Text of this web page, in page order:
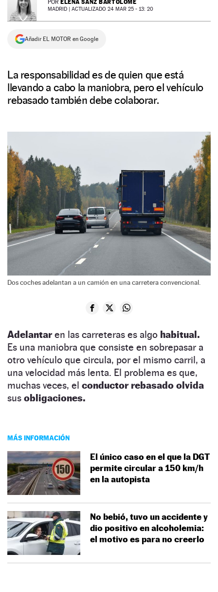
NEWSLETTER
SÍGUENOS
POR ELENA SANZ BARTOLOMÉ
MADRID | ACTUALIZADO 24 MAR 25 - 13: 20
Añadir EL MOTOR en Google
La responsabilidad es de quien que está
llevando a cabo la maniobra, pero el vehículo
rebasado también debe colaborar.
Dos coches adelantan a un camión en una carretera convencional.
Adelantaren las carreteras es algo habitual.
Es una maniobra que consiste en sobrepasar a
otro vehículo que circula, por el mismo carril, a
una velocidad más lenta. El problema es que,
muchas veces, el conductor rebasado olvida
sus obligaciones.
MÁS INFORMACIÓN
El único caso en el que la DGT
permite circular a 150 km/h
en la autopista
No bebió, tuvo un accidente y
dio positivo en alcoholemia:
el motivo es para no creerlo